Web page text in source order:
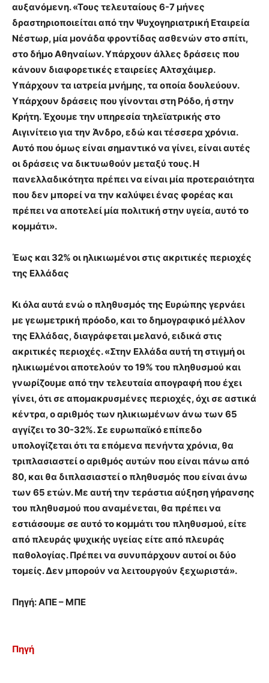
αυξανόμενη. «Τους τελευταίους 6-7 μήνες
δραστηριοποιείται από την Ψυχογηριατρική Εταιρεία
Νέστωρ, μία μονάδα φροντίδας ασθενών στο σπίτι,
στο δήμο Αθηναίων. Υπάρχουν άλλες δράσεις που
κάνουν διαφορετικές εταιρείες Αλτσχάιμερ.
Υπάρχουν τα ιατρεία μνήμης, τα οποία δουλεύουν.
Υπάρχουν δράσεις που γίνονται στη Ρόδο, ή στην
Κρήτη. Έχουμε την υπηρεσία τηλεϊατρικής στο
Αιγινίτειο για την Άνδρο, εδώ και τέσσερα χρόνια.
Αυτό που όμως είναι σημαντικό να γίνει, είναι αυτές
οι δράσεις να δικτυωθούν μεταξύ τους. Η
πανελλαδικότητα πρέπει να είναι μία προτεραιότητα
που δεν μπορεί να την καλύψει ένας φορέας και
πρέπει να αποτελεί μία πολιτική στην υγεία, αυτό το
κομμάτι».
Έως και 32% οι ηλικιωμένοι στις ακριτικές περιοχές
της Ελλάδας
Κι όλα αυτά ενώ ο πληθυσμός της Ευρώπης γερνάει
με γεωμετρική πρόοδο, και το δημογραφικό μέλλον
της Ελλάδας, διαγράφεται μελανό, ειδικά στις
ακριτικές περιοχές. «Στην Ελλάδα αυτή τη στιγμή οι
ηλικιωμένοι αποτελούν το 19% του πληθυσμού και
γνωρίζουμε από την τελευταία απογραφή που έχει
γίνει, ότι σε απομακρυσμένες περιοχές, όχι σε αστικά
κέντρα, ο αριθμός των ηλικιωμένων άνω των 65
αγγίζει το 30-32%. Σε ευρωπαϊκό επίπεδο
υπολογίζεται ότι τα επόμενα πενήντα χρόνια, θα
τριπλασιαστεί ο αριθμός αυτών που είναι πάνω από
80, και θα διπλασιαστεί ο πληθυσμός που είναι άνω
των 65 ετών. Με αυτή την τεράστια αύξηση γήρανσης
του πληθυσμού που αναμένεται, θα πρέπει να
εστιάσουμε σε αυτό το κομμάτι του πληθυσμού, είτε
από πλευράς ψυχικής υγείας είτε από πλευράς
παθολογίας. Πρέπει να συνυπάρχουν αυτοί οι δύο
τομείς. Δεν μπορούν να λειτουργούν ξεχωριστά».
Πηγή: ΑΠΕ – ΜΠΕ
Πηγή